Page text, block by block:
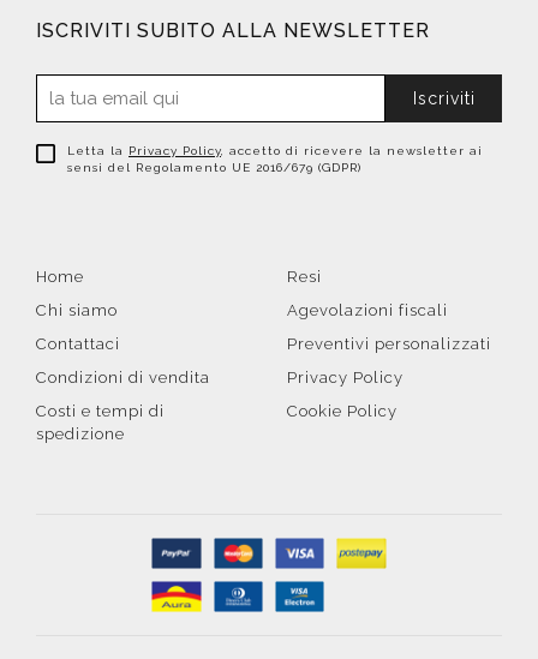
ISCRIVITI SUBITO ALLA NEWSLETTER
Iscriviti
Letta la Privacy Policy , accetto di ricevere la newsletter ai
sensi del Regolamento UE 2016/679 (GDPR)
Home
Chi siamo
Contattaci
Condizioni di vendita
Costi e tempi di
spedizione
Resi
Agevolazioni fiscali
Preventivi personalizzati
Privacy Policy
Cookie Policy